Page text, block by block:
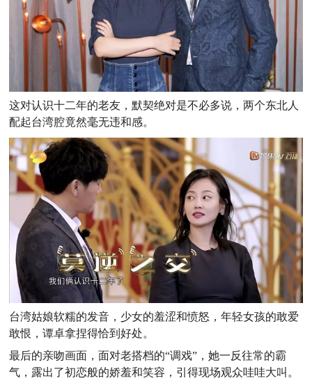
这对认识十二年的老友，默契绝对是不必多说，两个东北人
配起台湾腔竟然毫无违和感。
台湾姑娘软糯的发音，少女的羞涩和愤怒，年轻女孩的敢爱
敢恨，谭卓拿捏得恰到好处。
最后的亲吻画面，面对老搭档的“调戏”，她一反往常的霸
气，露出了初恋般的娇羞和笑容，引得现场观众哇哇大叫。